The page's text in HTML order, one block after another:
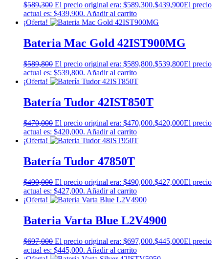
$589,300 El precio original era: $589,300.$439,900El precio
actual es: $439,900. Añadir al carrito
¡Oferta!
Bateria Mac Gold 42IST900MG
$589,800 El precio original era: $589,800.$539,800El precio
actual es: $539,800. Añadir al carrito
¡Oferta!
Batería Tudor 42IST850T
$470,000 El precio original era: $470,000.$420,000El precio
actual es: $420,000. Añadir al carrito
¡Oferta!
Batería Tudor 47850T
$490,000 El precio original era: $490,000.$427,000El precio
actual es: $427,000. Añadir al carrito
¡Oferta!
Bateria Varta Blue L2V4900
$697,000 El precio original era: $697,000.$445,000El precio
actual es: $445,000. Añadir al carrito